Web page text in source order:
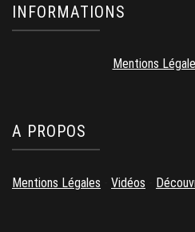
INFORMATIONS
Mentions
A PROPOS
Mentions Légales Vidéos